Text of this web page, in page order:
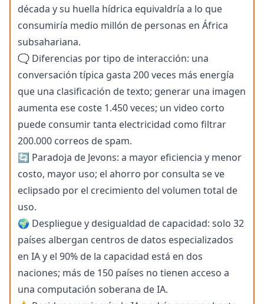
década y su huella hídrica equivaldría a lo que
consumiría medio millón de personas en África
subsahariana.
🗨️ Diferencias por tipo de interacción: una
conversación típica gasta 200 veces más energía
que una clasificación de texto; generar una imagen
aumenta ese coste 1.450 veces; un video corto
puede consumir tanta electricidad como filtrar
200.000 correos de spam.
🔄 Paradoja de Jevons: a mayor eficiencia y menor
costo, mayor uso; el ahorro por consulta se ve
eclipsado por el crecimiento del volumen total de
uso.
🌍 Despliegue y desigualdad de capacidad: solo 32
países albergan centros de datos especializados
en IA y el 90% de la capacidad está en dos
naciones; más de 150 países no tienen acceso a
una computación soberana de IA.